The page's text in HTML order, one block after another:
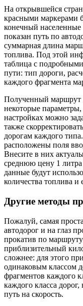
На открывшейся
красными маркерами
конечный населенные
показан путь по
суммарная длина
топлива. Под этой
таблица с
пути: тип дороги,
каждого фрагмента
Полученный маршрут
некоторые
настройках можно
также
дорогам каждого
расположены поля
Внесите в них
среднюю цену 1
данные будут
количества топлива и
Другие методы
Пожалуй, самая
автодорог и на глаз
прокатив по
приблизительный
сложнее: для этого
одинаковым классом
фрагментов каждого
каждого класса
путь на скорость.